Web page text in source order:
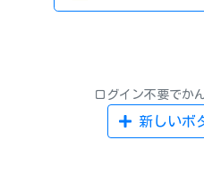
新しいボ